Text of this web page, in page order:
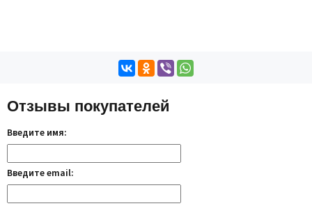
Отзывы покупателей
Введите имя:
Введите email: